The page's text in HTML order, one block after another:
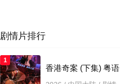
剧情片排行
1
香港奇案 (下集) 粤语